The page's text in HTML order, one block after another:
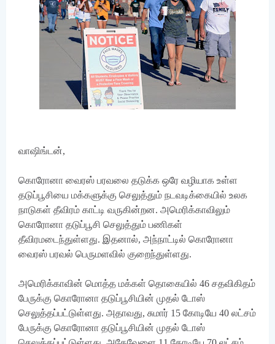
வாஷிங்டன்,
கொரோனா வைரஸ் பரவலை தடுக்க ஒரே வழியாக உள்ள
தடுப்பூசியை மக்களுக்கு செலுத்தும் நடவடிக்கையில் உலக
நாடுகள் தீவிரம் காட்டி வருகின்றன. அமெரிக்காவிலும்
கொரோனா தடுப்பூசி செலுத்தும் பணிகள்
தீவிரமடைந்துள்ளது. இதனால், அந்நாட்டில் கொரோனா
வைரஸ் பரவல் பெருமளவில் குறைந்துள்ளது.
அமெரிக்காவின் மொத்த மக்கள் தொகையில் 46 சதவிகிதம்
பேருக்கு கொரோனா தடுப்பூசியின் முதல் டோஸ்
செலுத்தப்பட்டுள்ளது. அதாவது, சுமார் 15 கோடியே 40 லட்சம்
பேருக்கு கொரோனா தடுப்பூசியின் முதல் டோஸ்